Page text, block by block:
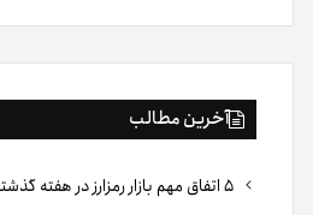
بوک
آخرین مطالب